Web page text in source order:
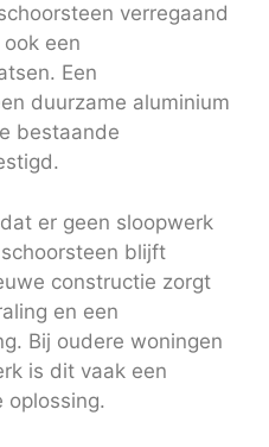
verregaand
een
Een
duurzame aluminium
bestaande
er geen sloopwerk
blijft
constructie zorgt
en een
Bij oudere woningen
is dit vaak een
oplossing.